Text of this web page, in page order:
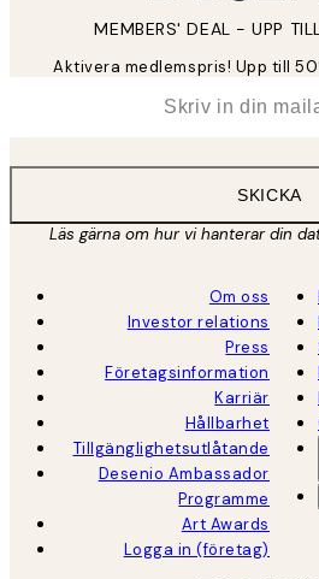
MEMBERS' DEAL - UPP
Aktivera medlemspris! Upp till
SKICKA
Läs gärna om hur vi hanterar din
Om oss
Investor relations
Press
Företagsinformation
Karriär
Hållbarhet
Tillgänglighetsutlåtande
Desenio Ambassador
Programme
Art Awards
Logga in (företag)